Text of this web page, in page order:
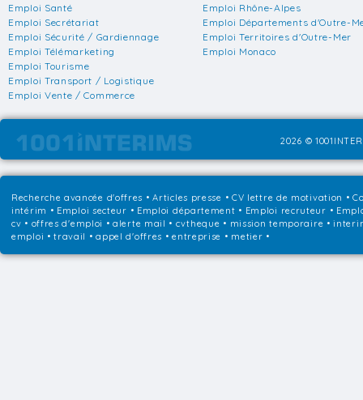
Emploi Santé
Emploi Secrétariat
Emploi Sécurité / Gardiennage
Emploi Télémarketing
Emploi Tourisme
Emploi Transport / Logistique
Emploi Vente / Commerce
Emploi Rhône-Alpes
Emploi Départements d'Outre-
Emploi Territoires d'Outre-Mer
Emploi Monaco
2026 ©
Recherche avancée d'offres •Articles presse • CV lettre de motivation •
intérim • Emploi secteur • Emploi département • Emploi recruteur •
cv • offres d'emploi • alerte mail • cvtheque • mission temporaire •
emploi • travail • appel d'offres • entreprise • metier •